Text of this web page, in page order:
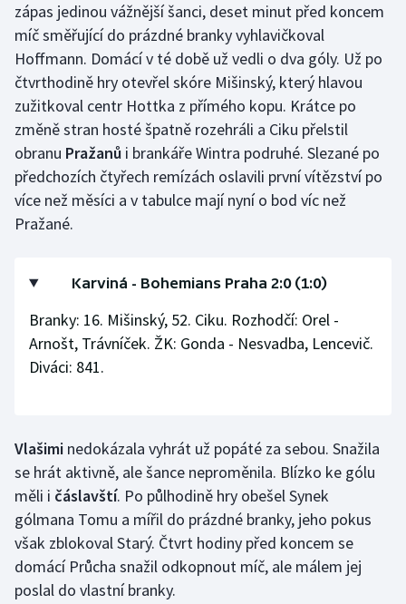
Golf
Gymnastika
Házená
Jezdectví
Judo
Lezení
Lyže a snowboard
Moderní pětiboj
Olympijské hry
Parasport
Plavání
Plážový volejbal
zápas jedinou vážnější šanci, deset minut před koncem
míč směřující do prázdné branky vyhlavičkoval
Hoffmann. Domácí v té době už vedli o dva góly. Už po
čtvrthodině hry otevřel skóre Mišinský, který hlavou
zužitkoval centr Hottka z přímého kopu. Krátce po
změně stran hosté špatně rozehráli a Ciku přelstil
obranu Pražanů i brankáře Wintra podruhé. Slezané po
předchozích čtyřech remízách oslavili první vítězství po
více než měsíci a v tabulce mají nyní o bod víc než
Pražané.
Karviná - Bohemians Praha 2:0 (1:0)
Branky: 16. Mišinský, 52. Ciku. Rozhodčí: Orel -
Arnošt, Trávníček. ŽK: Gonda - Nesvadba, Lencevič.
Diváci: 841.
Vlašimi nedokázala vyhrát už popáté za sebou. Snažila
se hrát aktivně, ale šance neproměnila. Blízko ke gólu
měli i čáslavští. Po půlhodině hry obešel Synek
gólmana Tomu a mířil do prázdné branky, jeho pokus
však zblokoval Starý. Čtvrt hodiny před koncem se
domácí Průcha snažil odkopnout míč, ale málem jej
poslal do vlastní branky.